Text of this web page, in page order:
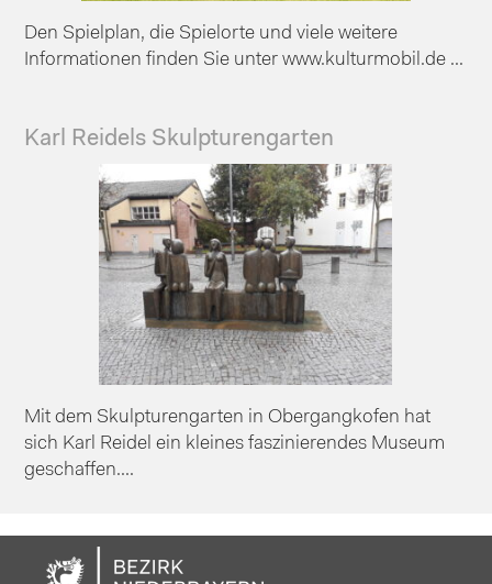
Den Spielplan, die Spielorte und viele weitere
Informationen finden Sie unter www.kulturmobil.de ...
Karl Reidels Skulpturengarten
Mit dem Skulpturengarten in Obergangkofen hat
sich Karl Reidel ein kleines faszinierendes Museum
geschaffen....